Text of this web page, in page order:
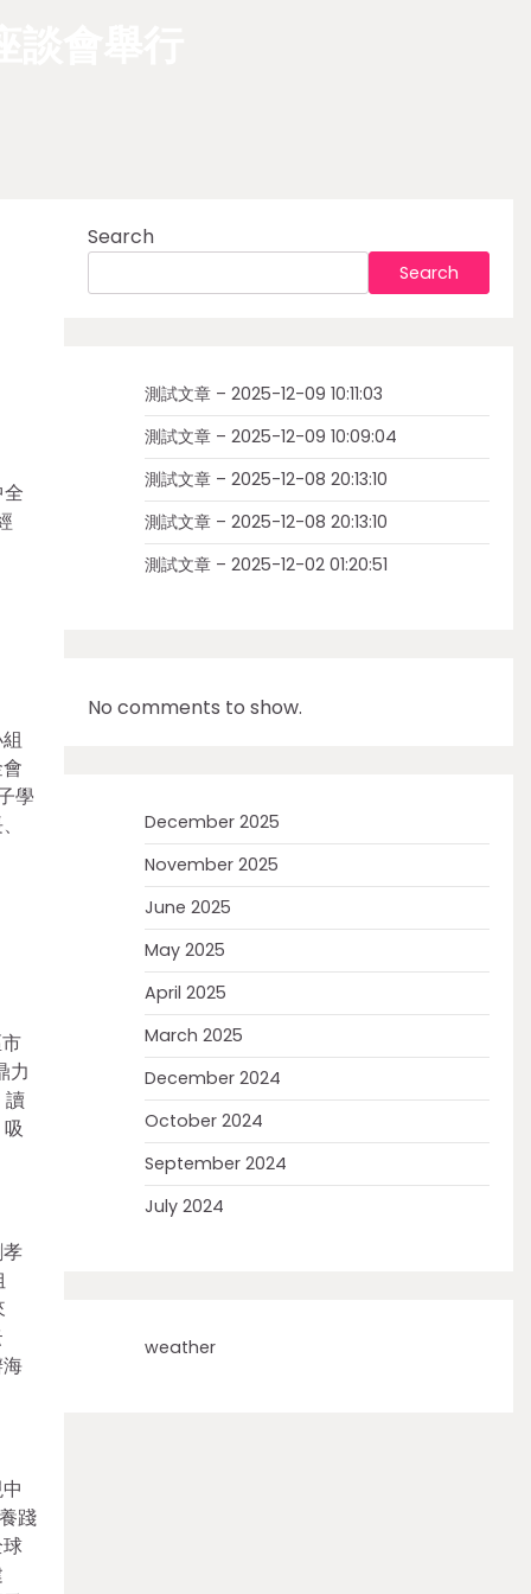
學
力
讀
踐
Search
Search
測試文章 – 2025-12-09 10:11:03
測試文章 – 2025-12-09 10:09:04
測試文章 – 2025-12-08 20:13:10
測試文章 – 2025-12-08 20:13:10
測試文章 – 2025-12-02 01:20:51
No comments to show.
December 2025
November 2025
June 2025
May 2025
April 2025
March 2025
December 2024
October 2024
September 2024
July 2024
weather